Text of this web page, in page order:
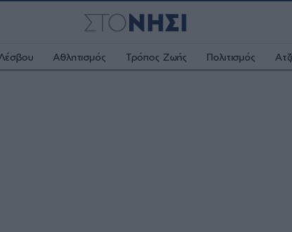
Αθλητισμός Τρόπος Ζωής Πολιτισμός